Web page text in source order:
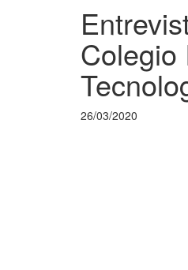
Colegio
26/03/2020